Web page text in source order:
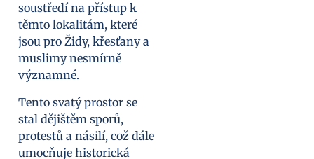
soustředí na přístup k
těmto lokalitám, které
jsou pro Židy, křesťany a
muslimy nesmírně
významné.
Tento svatý prostor se
stal dějištěm sporů,
protestů a násilí, což dále
umocňuje historická